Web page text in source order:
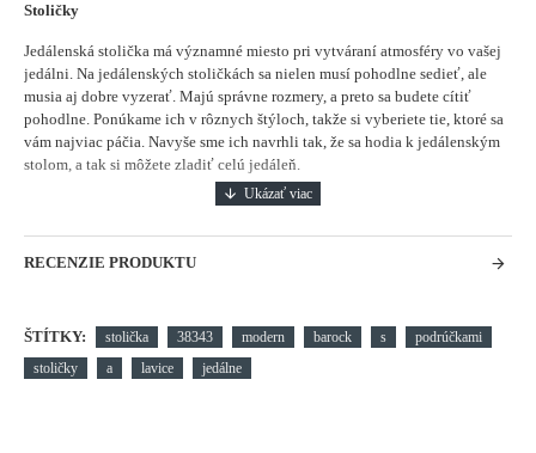
Stoličky
Jedálenská stolička má významné miesto pri vytváraní atmosféry vo vašej
jedálni. Na jedálenských stoličkách sa nielen musí pohodlne sedieť, ale
musia aj dobre vyzerať. Majú správne rozmery, a preto sa budete cítiť
pohodlne. Ponúkame ich v rôznych štýloch, takže si vyberiete tie, ktoré sa
vám najviac páčia. Navyše sme ich navrhli tak, že sa hodia k jedálenským
stolom, a tak si môžete zladiť celú jedáleň.
RECENZIE PRODUKTU
ŠTÍTKY: stolička 38343 modern barock s
podrúčkami
stoličky
a lavice jedálne